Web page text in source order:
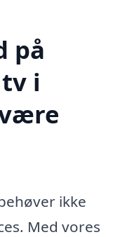
på
i
ikke
Med vores